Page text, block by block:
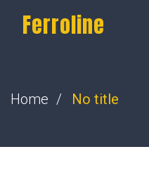
Ferroline
Home No title